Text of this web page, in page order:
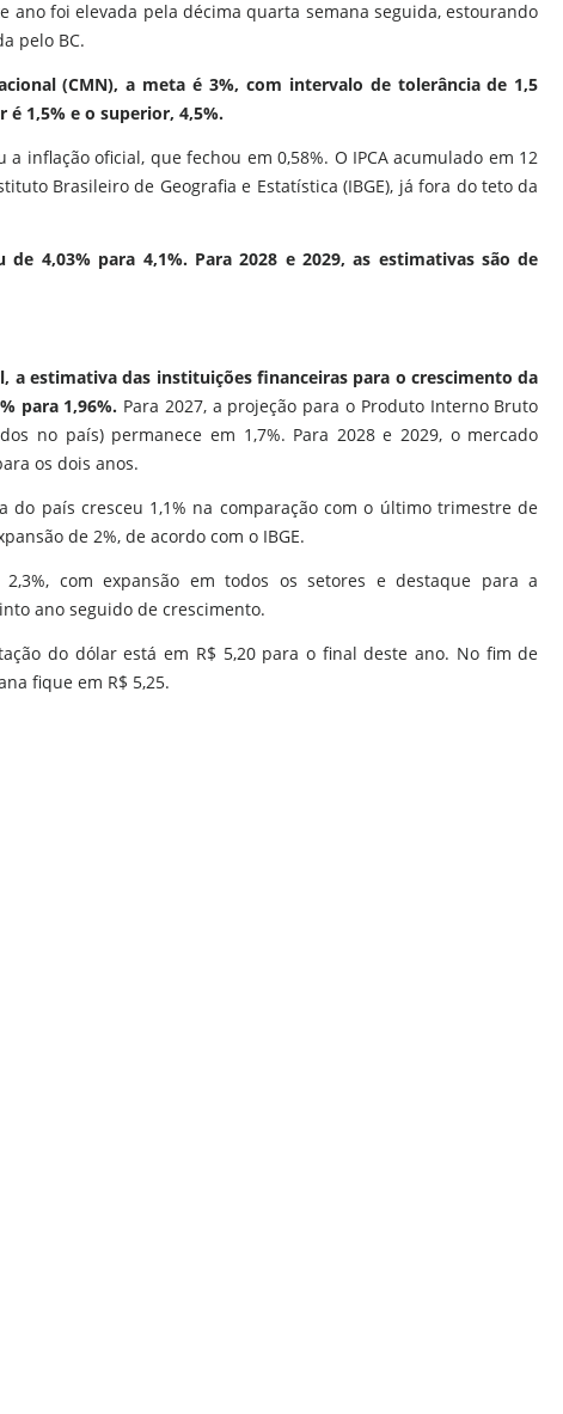
ano foi elevada pela décima quarta semana seguida, estourando
pelo BC.
(CMN), a meta é 3%, com intervalo de tolerância de 1,5
1,5% e o superior, 4,5%.
inflação oficial, que fechou em 0,58%. O IPCA acumulado em 12
Brasileiro de Geografia e Estatística (IBGE), já fora do teto da
4,03% para 4,1%. Para 2028 e 2029, as estimativas são de
a estimativa das instituições financeiras para o crescimento da
para 1,96%. Para 2027, a projeção para o Produto Interno Bruto
no país) permanece em 1,7%. Para 2028 e 2029, o mercado
os dois anos.
do país cresceu ​1,1% na comparação com o último trimestre de
de 2%, de acordo com o IBGE.
com expansão em todos os setores e destaque para a
ano seguido de crescimento.
do dólar está em R$ 5,20 para o final deste ano. No fim de
fique em R$ 5,25.